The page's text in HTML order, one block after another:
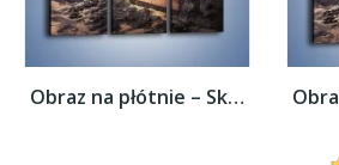
Obraz na płótnie – Skarby świeżo wydobyte...